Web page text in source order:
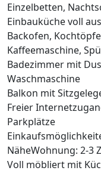
Einzelbetten,
Einbauküche voll
Backofen,
Kaffeemaschine,
Badezimmer mit
Waschmaschine
Balkon mit
Freier
Parkplätze
NäheWohnung: 2-3
Voll möbliert mit